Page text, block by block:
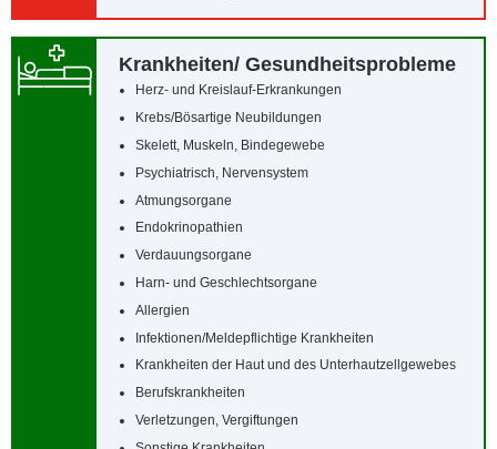
Krankheiten/‌ Gesundheitsprobleme
Herz- und Kreislauf-Erkrankungen
Krebs/‌Bösartige Neubildungen
Skelett, Muskeln, Bindegewebe
Psychiatrisch, Nervensystem
Atmungsorgane
Endokrinopathien
Verdauungsorgane
Harn- und Geschlechtsorgane
Allergien
Infektionen/‌Meldepflichtige Krankheiten
Krankheiten der Haut und des Unterhautzellgewebes
Berufskrankheiten
Verletzungen, Vergiftungen